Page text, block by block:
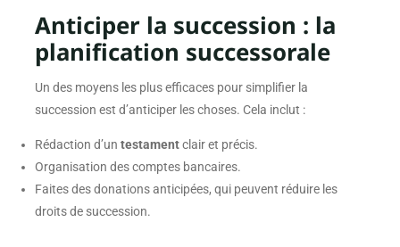
Anticiper la succession : la
planification successorale
Un des moyens les plus efficaces pour simplifier la
succession est d’anticiper les choses. Cela inclut :
Rédaction d’un testamentclair et précis.
Organisation des comptes bancaires.
Faites des donations anticipées, qui peuvent réduire les
droits de succession.